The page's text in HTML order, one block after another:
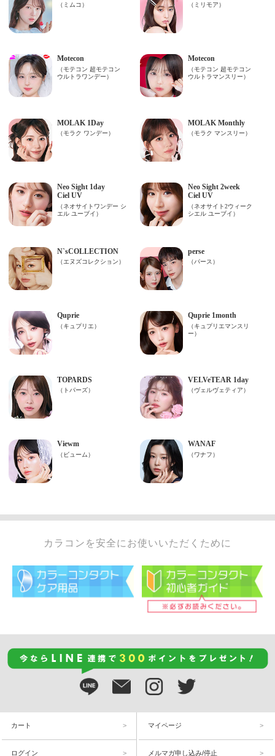
カラコンを安全にお使いいただくために
カート マイページ
ログイン メルマガ申し込み/停止